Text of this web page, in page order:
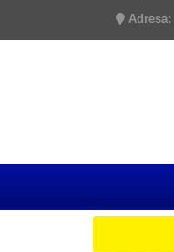
Adresa: